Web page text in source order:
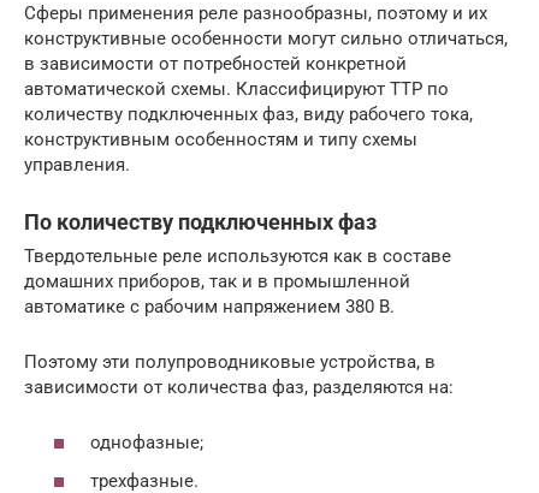
Сферы применения реле разнообразны, поэтому и их
конструктивные особенности могут сильно отличаться,
в зависимости от потребностей конкретной
автоматической схемы. Классифицируют ТТР по
количеству подключенных фаз, виду рабочего тока,
конструктивным особенностям и типу схемы
управления.
По количеству подключенных фаз
Твердотельные реле используются как в составе
домашних приборов, так и в промышленной
автоматике с рабочим напряжением 380 В.
Поэтому эти полупроводниковые устройства, в
зависимости от количества фаз, разделяются на:
однофазные;
трехфазные.